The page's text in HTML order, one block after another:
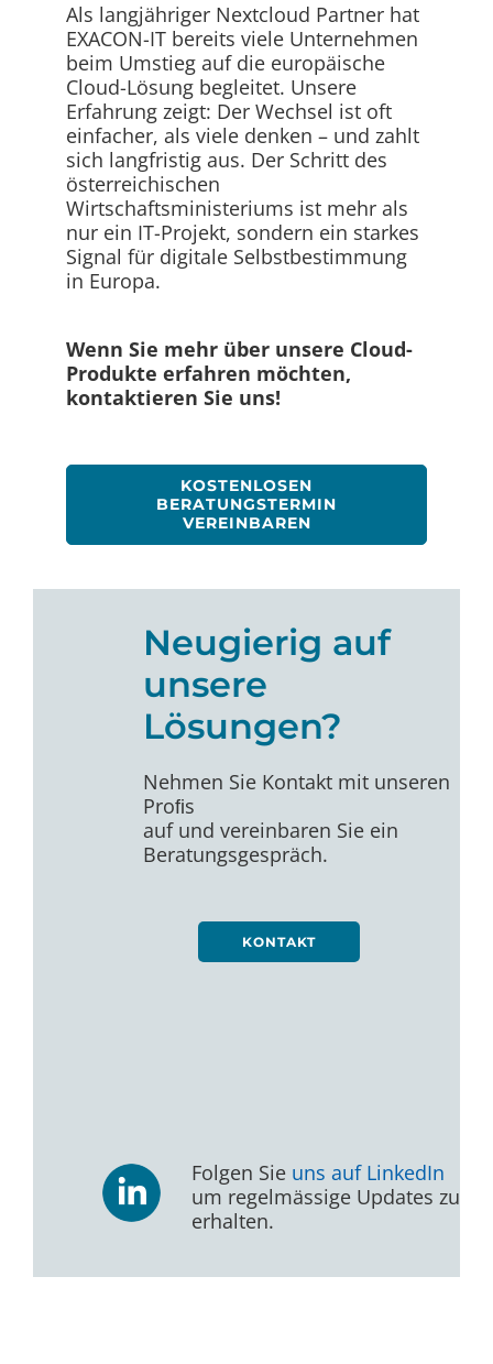
Als langjähriger Nextcloud Partner hat
EXACON-IT bereits viele Unternehmen
beim Umstieg auf die europäische
Cloud-Lösung begleitet. Unsere
Erfahrung zeigt: Der Wechsel ist oft
einfacher, als viele denken – und zahlt
sich langfristig aus. Der Schritt des
österreichischen
Wirtschaftsministeriums ist mehr als
nur ein IT-Projekt, sondern ein starkes
Signal für digitale Selbstbestimmung
in Europa.
Wenn Sie mehr über unsere Cloud-
Produkte erfahren möchten,
kontaktieren Sie uns!
KOSTENLOSEN
BERATUNGSTERMIN
VEREINBAREN
Neugierig auf
unsere
Lösungen?
Nehmen Sie Kontakt mit unseren
Proﬁs
auf und vereinbaren Sie ein
Beratungsgespräch.
KONTAKT
Folgen Sie uns auf LinkedIn
um regelmässige Updates zu
erhalten.